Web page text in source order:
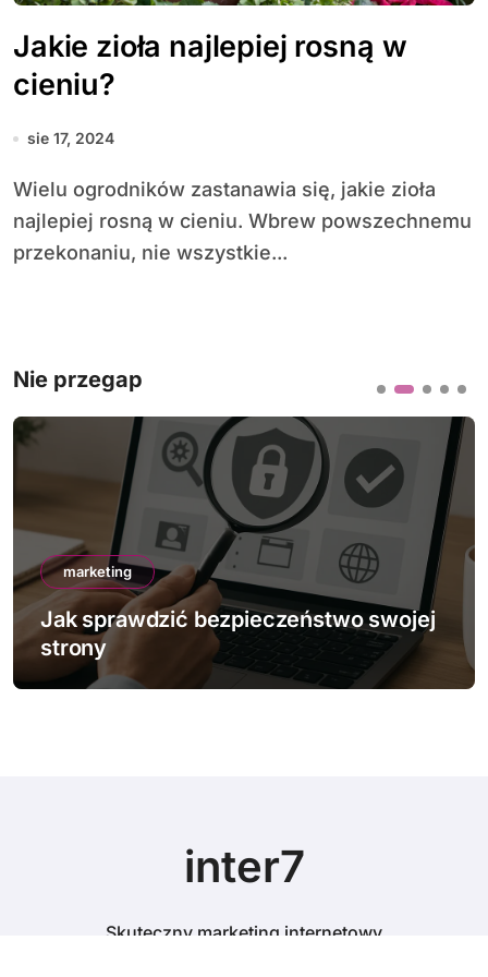
Jakie zioła najlepiej rosną w
cieniu?
sie 17, 2024
Wielu ogrodników zastanawia się, jakie zioła
najlepiej rosną w cieniu. Wbrew powszechnemu
przekonaniu, nie wszystkie...
Nie przegap
marketing
Jak sprawdzić bezpieczeństwo swojej
strony
inter7
Skuteczny marketing internetowy